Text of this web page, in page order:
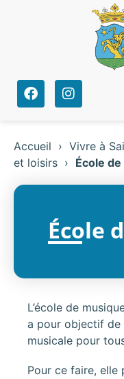
Accueil › Vivre à
et loisirs › École
École
L’école de
a pour objectif de
musicale pour
Pour ce faire,